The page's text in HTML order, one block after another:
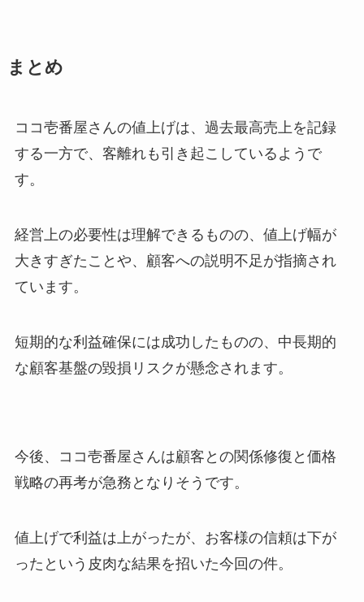
まとめ
ココ壱番屋さんの値上げは、過去最高売上を記録
する一方で、客離れも引き起こしているようで
す。
経営上の必要性は理解できるものの、値上げ幅が
大きすぎたことや、顧客への説明不足が指摘され
ています。
短期的な利益確保には成功したものの、中長期的
な顧客基盤の毀損リスクが懸念されます。
今後、ココ壱番屋さんは顧客との関係修復と価格
戦略の再考が急務となりそうです。
値上げで利益は上がったが、お客様の信頼は下が
ったという皮肉な結果を招いた今回の件。